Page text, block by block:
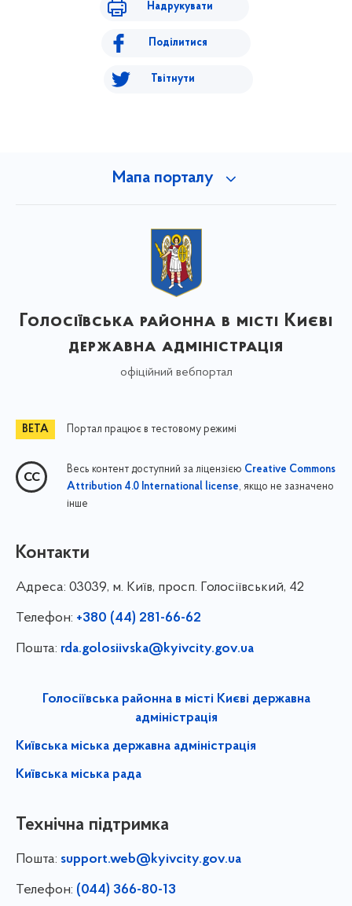
Надрукувати
Поділитися
Твітнути
Мапа порталу
Голосіївська районна в місті Києві
державна адміністрація
офіційний вебпортал
Портал працює в тестовому режимі
Весь контент доступний за ліцензією Creative Commons
Attribution 4.0 International license, якщо не зазначено
інше
Контакти
Адреса: 03039, м. Київ, просп. Голосіївський, 42
Телефон: +380 (44) 281-66-62
Пошта: rda.golosiivska@kyivcity.gov.ua
Голосіївська районна в місті Києві державна
адміністрація
Київська міська державна адміністрація
Київська міська рада
Технічна підтримка
Пошта: support.web@kyivcity.gov.ua
Телефон: (044) 366-80-13